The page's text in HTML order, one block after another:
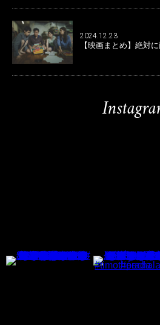
2024.12.23
【映画まとめ】絶対